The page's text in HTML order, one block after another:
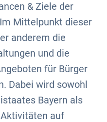
& Ziele der
Mittelpunkt dieser
anderem die
und die
für Bürger
Dabei wird sowohl
Bayern als
auf